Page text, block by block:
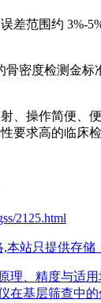
差范围约 3%-
密度检测金
、操作简便、
要求高的临床
2125.html
站只提供存
理、精度与适
在基层筛查中